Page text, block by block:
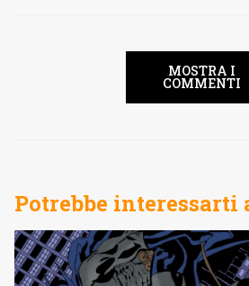
MOSTRA I
COMMENTI
Potrebbe interessarti